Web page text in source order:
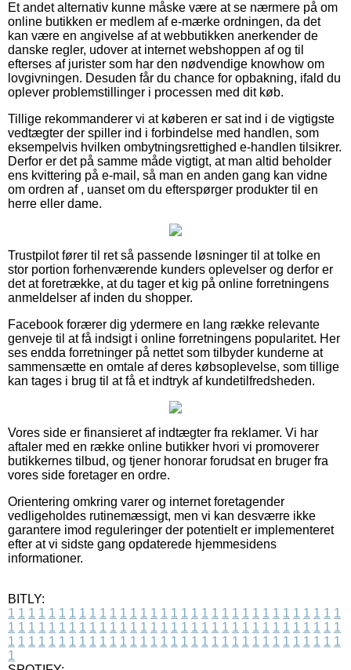
Et andet alternativ kunne måske være at se nærmere på om
online butikken er medlem af e-mærke ordningen, da det
kan være en angivelse af at webbutikken anerkender de
danske regler, udover at internet webshoppen af og til
efterses af jurister som har den nødvendige knowhow om
lovgivningen. Desuden får du chance for opbakning, ifald du
oplever problemstillinger i processen med dit køb.
Tillige rekommanderer vi at køberen er sat ind i de vigtigste
vedtægter der spiller ind i forbindelse med handlen, som
eksempelvis hvilken ombytningsrettighed e-handlen tilsikrer.
Derfor er det på samme måde vigtigt, at man altid beholder
ens kvittering på e-mail, så man en anden gang kan vidne
om ordren af , uanset om du efterspørger produkter til en
herre eller dame.
Trustpilot fører til ret så passende løsninger til at tolke en
stor portion forhenværende kunders oplevelser og derfor er
det at foretrække, at du tager et kig på online forretningens
anmeldelser af inden du shopper.
Facebook forærer dig ydermere en lang række relevante
genveje til at få indsigt i online forretningens popularitet. Her
ses endda forretninger på nettet som tilbyder kunderne at
sammensætte en omtale af deres købsoplevelse, som tillige
kan tages i brug til at få et indtryk af kundetilfredsheden.
Vores side er finansieret af indtægter fra reklamer. Vi har
aftaler med en række online butikker hvori vi promoverer
butikkernes tilbud, og tjener honorar forudsat en bruger fra
vores side foretager en ordre.
Orientering omkring varer og internet foretagender
vedligeholdes rutinemæssigt, men vi kan desværre ikke
garantere imod reguleringer der potentielt er implementeret
efter at vi sidste gang opdaterede hjemmesidens
informationer.
BITLY:
1 1 1 1 1 1 1 1 1 1 1 1 1 1 1 1 1 1 1 1 1 1 1 1 1 1 1 1 1 1 1 1 1
1 1 1 1 1 1 1 1 1 1 1 1 1 1 1 1 1 1 1 1 1 1 1 1 1 1 1 1 1 1 1 1 1
1 1 1 1 1 1 1 1 1 1 1 1 1 1 1 1 1 1 1 1 1 1 1 1 1 1 1 1 1 1 1 1 1
1